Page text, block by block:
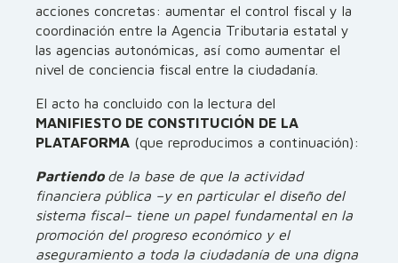
acciones concretas: aumentar el control fiscal y la
coordinación entre la Agencia Tributaria estatal y
las agencias autonómicas, así como aumentar el
nivel de conciencia fiscal entre la ciudadanía.
El acto ha concluido con la lectura del
MANIFIESTO DE CONSTITUCIÓN DE LA
PLATAFORMA (que reproducimos a continuación):
Partiendo de la base de que la actividad
financiera pública –y en particular el diseño del
sistema fiscal– tiene un papel fundamental en la
promoción del progreso económico y el
aseguramiento a toda la ciudadanía de una digna